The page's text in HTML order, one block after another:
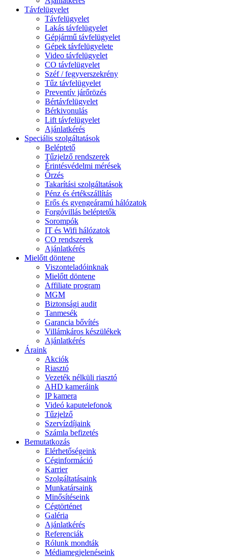
Távfelügyelet
Távfelügyelet
Lakás távfelügyelet
Gépjármű távfelügyelet
Gépek távfelügyelete
Video távfelügyelet
CO távfelügyelet
Széf / fegyverszekrény
Tűz távfelügyelet
Preventív járőrözés
Bértávfelügyelet
Bérkivonulás
Lift távfelügyelet
Ajánlatkérés
Speciális szolgáltatások
Beléptető
Tűzjelző rendszerek
Érintésvédelmi mérések
Őrzés
Takarítási szolgáltatások
Pénz és értékszállítás
Erős és gyengeáramú hálózatok
Forgóvillás beléptetők
Sorompók
IT és Wifi hálózatok
CO rendszerek
Ajánlatkérés
Mielőtt döntene
Viszonteladóinknak
Mielőtt döntene
Affiliate program
MGM
Biztonsági audit
Tanmesék
Garancia bővítés
Villámkáros készülékek
Ajánlatkérés
Áraink
Akciók
Riasztó
Vezeték nélküli riasztó
AHD kameráink
IP kamera
Videó kaputelefonok
Tűzjelző
Szervízdíjaink
Számla befizetés
Bemutatkozás
Elérhetőségeink
Céginformáció
Karrier
Szolgáltatásaink
Munkatársaink
Minősítéseink
Cégtörténet
Galéria
Ajánlatkérés
Referenciák
Rólunk mondták
Médiamegjelenéseink